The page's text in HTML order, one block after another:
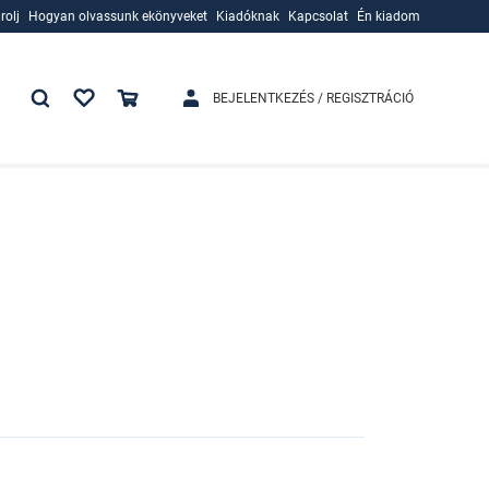
Hogyan olvassunk ekönyveket
Kiadóknak
Kapcsolat Én kiadom
BEJELENTKEZÉS / REGISZTRÁCIÓ